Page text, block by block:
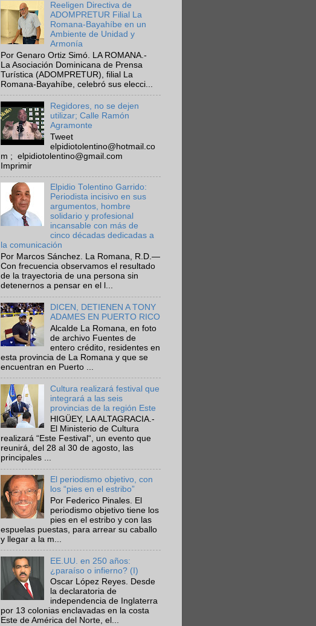
Reeligen Directiva de
ADOMPRETUR Filial La
Romana-Bayahíbe en un
Ambiente de Unidad y
Armonía
Por Genaro Ortiz Simó. LA ROMANA.-
La Asociación Dominicana de Prensa
Turística (ADOMPRETUR), filial La
Romana-Bayahíbe, celebró sus elecci...
Regidores, no se dejen
utilizar; Calle Ramón
Agramonte
Tweet
elpidiotolentino@hotmail.co
m ; elpidiotolentino@gmail.com
Imprimir
Elpidio Tolentino Garrido:
Periodista incisivo en sus
argumentos, hombre
solidario y profesional
incansable con más de
cinco décadas dedicadas a
la comunicación
Por Marcos Sánchez. La Romana, R.D.—
Con frecuencia observamos el resultado
de la trayectoria de una persona sin
detenernos a pensar en el l...
DICEN, DETIENEN A TONY
ADAMES EN PUERTO RICO
Alcalde La Romana, en foto
de archivo Fuentes de
entero crédito, residentes en
esta provincia de La Romana y que se
encuentran en Puerto ...
Cultura realizará festival que
integrará a las seis
provincias de la región Este
HIGÜEY, LA ALTAGRACIA.-
El Ministerio de Cultura
realizará “Este Festival“, un evento que
reunirá, del 28 al 30 de agosto, las
principales ...
El periodismo objetivo, con
los “pies en el estribo”
Por Federico Pinales. El
periodismo objetivo tiene los
pies en el estribo y con las
espuelas puestas, para arrear su caballo
y llegar a la m...
EE.UU. en 250 años:
¿paraíso o infierno? (I)
Oscar López Reyes. Desde
la declaratoria de
independencia de Inglaterra
por 13 colonias enclavadas en la costa
Este de América del Norte, el...